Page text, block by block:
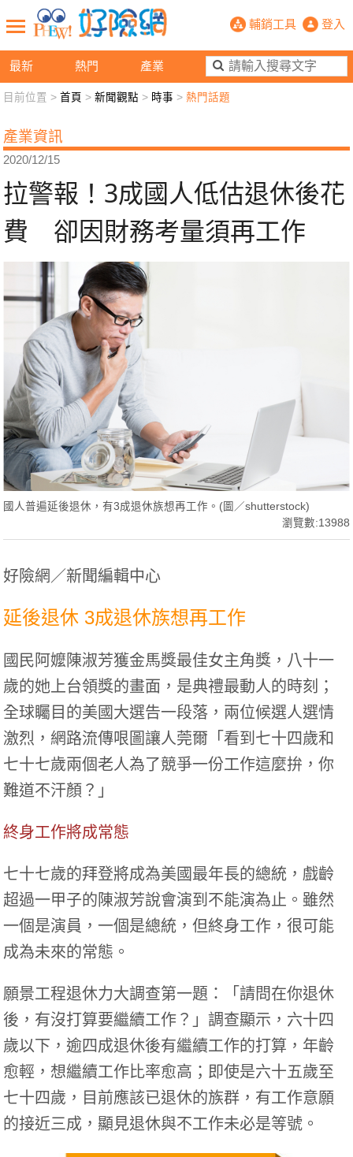
最新 熱門 產業
拉警報！3成國人低估退休後花費
輔銷工具 登入
新聞觀點 業務交流 好險懂生活
退休先準備 好險學堂 輔銷工具 活動專區
目前位置 >首頁 >新聞觀點 > 時事 >熱門話題
產業資訊
2020/12/15
拉警報！3成國人低估退休後花
費 卻因財務考量須再工作
國人普遍延後退休，有3成退休族想再工作。(圖／shutterstock)
瀏覽數:13988
好險網／新聞編輯中心
延後退休 3成退休族想再工作
國民阿嬤陳淑芳獲金馬獎最佳女主角獎，八十一
歲的她上台領獎的畫面，是典禮最動人的時刻；
全球矚目的美國大選告一段落，兩位候選人選情
激烈，網路流傳哏圖讓人莞爾「看到七十四歲和
七十七歲兩個老人為了競爭一份工作這麼拚，你
難道不汗顏？」
終身工作將成常態
七十七歲的拜登將成為美國最年長的總統，戲齡
超過一甲子的陳淑芳說會演到不能演為止。雖然
一個是演員，一個是總統，但終身工作，很可能
成為未來的常態。
願景工程退休力大調查第一題：「請問在你退休
後，有沒打算要繼續工作？」調查顯示，六十四
歲以下，逾四成退休後有繼續工作的打算，年齡
愈輕，想繼續工作比率愈高；即使是六十五歲至
七十四歲，目前應該已退休的族群，有工作意願
的接近三成，顯見退休與不工作未必是等號。